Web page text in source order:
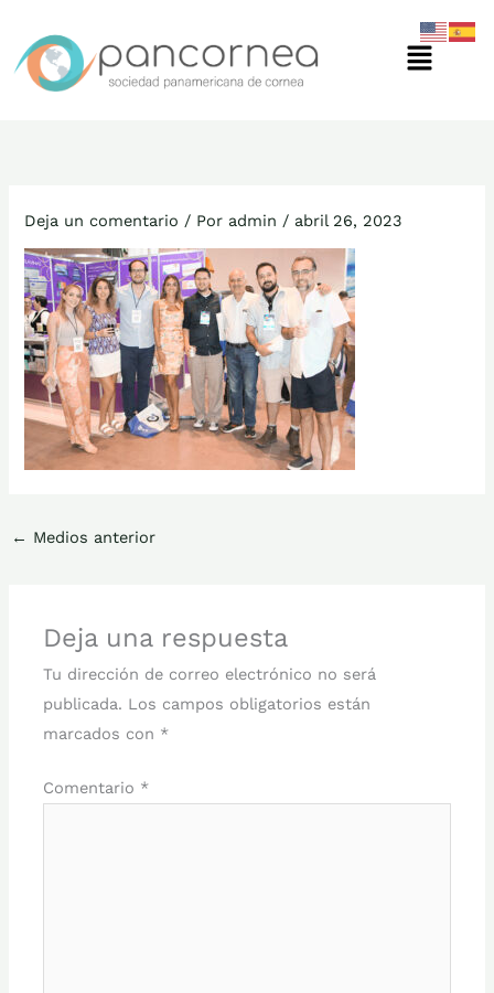
contenido
Menú
Deja un comentario / Por admin / abril 26, 2023
← Medios anterior
Deja una respuesta
Tu dirección de correo electrónico no será
publicada. Los campos obligatorios están
marcados con *
Comentario *